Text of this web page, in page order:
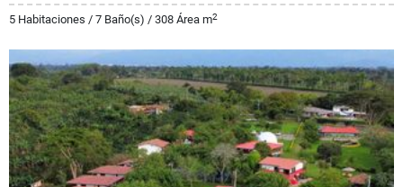
5 Habitaciones / 7 Baño(s) / 308 Área m2